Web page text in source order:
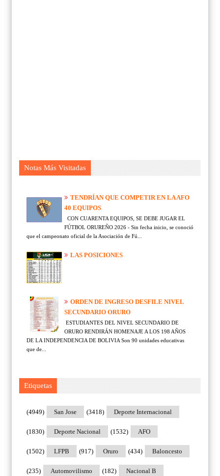
Notas Más Visitadas
TENDRÍAN QUE COMPETIR EN LA AFO
40 EQUIPOS
CON CUARENTA EQUIPOS, SE DEBE JUGAR EL
FÚTBOL ORUREÑO 2026 - Sin fecha inicio, se conoció
que el campeonato oficial de la Asociación de Fú...
LAS POSICIONES
ORDEN DE INGRESO DESFILE NIVEL
SECUNDARIO ORURO
ESTUDIANTES DEL NIVEL SECUNDARIO DE
ORURO RENDIRÁN HOMENAJE A LOS 198 AÑOS
DE LA INDEPENDENCIA DE BOLIVIA Son 90 unidades educativas
que de...
Etiquetas
San Jose
(4949) Deporte Internacional
(3418)
Deporte Nacional
(1830) AFO
(1532)
LFPB
(1502) Oruro
(917) Baloncesto
(434)
Automovilismo
(235) Nacional B
(182)